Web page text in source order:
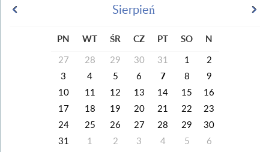
Sierpień
PN WT ŚR CZ PT SO N
27 28 29 30 31 1
2
3
4 5 6 7 8
9
10
11 12 13 14 15
16
17
18 19 20 21 22
23
24
25 26 27 28 29
30
31
1 2 3 4 5 6